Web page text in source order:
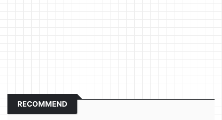
RECOMMEND